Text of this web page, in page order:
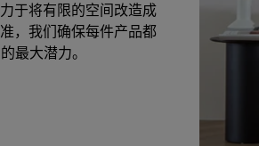
于将有限的空间改造成
，我们确保每件产品都
最大潜力。